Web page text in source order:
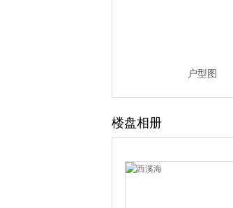
户型图
楼盘相册